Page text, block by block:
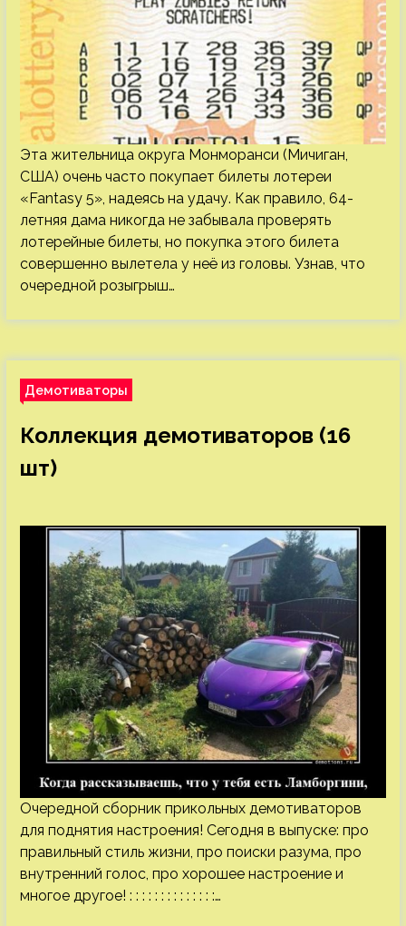
Эта жительница округа Монморанси (Мичиган,
США) очень часто покупает билеты лотереи
«Fantasy 5», надеясь на удачу. Как правило, 64-
летняя дама никогда не забывала проверять
лотерейные билеты, но покупка этого билета
совершенно вылетела у неё из головы. Узнав, что
очередной розыгрыш…
Демотиваторы
Коллекция демотиваторов (16
шт)
Очередной сборник прикольных демотиваторов
для поднятия настроения! Сегодня в выпуске: про
правильный стиль жизни, про поиски разума, про
внутренний голос, про хорошее настроение и
многое другое! : : : : : : : : : : : : : :…